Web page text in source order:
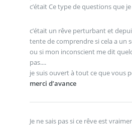
c’était Ce type de questions que
c’était un rêve perturbant et
tente de comprendre si cela a un
ou si mon inconscient me dit
pas....
je suis ouvert à tout ce que vous
merci d’avance
Je ne sais pas si ce rêve est